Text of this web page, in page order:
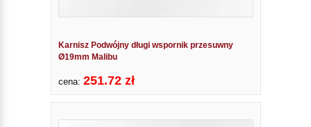
Karnisz Podwójny długi wspornik przesuwny
Ø19mm Malibu
cena: 251.72 zł